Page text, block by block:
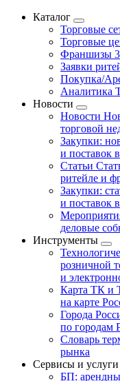
Каталог
Торговые
Торговые
Франшизы
Заявки
Покупка/
Аналитика
Новости
Новости
торговой
Закупки:
и поставок
Статьи
ритейле и
Закупки:
и поставок
деловые
Инструменты
розничной
и
Карта ТК и
на карте
Города
по городам
Словарь
рынка
Сервисы и услуги
БП: